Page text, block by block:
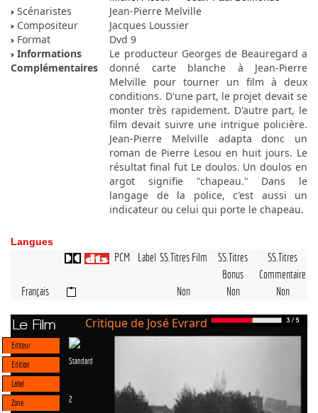
Scénaristes
Jean-Pierre Melville
Compositeur
Jacques Loussier
Format
Dvd 9
Informations
Complémentaires
Le producteur Georges de Beauregard a
donné carte blanche à Jean-Pierre
Melville pour tourner un film à deux
conditions. D'une part, le projet devait se
monter très rapidement. D'autre part, le
film devait suivre une intrigue policière.
Jean-Pierre Melville adapta donc un
roman de Pierre Lesou en huit jours. Le
résultat final fut Le doulos. Un doulos en
argot signifie "chapeau." Dans le
langage de la police, c'est aussi un
indicateur ou celui qui porte le chapeau.
Langues
PCM Label SS.Titres Film
SS.Titres
Bonus
SS.Titres
Commentaire
Français
Non Non Non
Le Film Critique de José Evrard
Editeur
Edition
Standard
Label
Zone
2